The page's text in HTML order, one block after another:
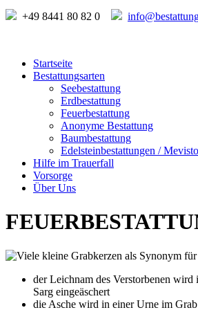
+49 8441 80 82 0
Startseite
Bestattungsarten
Seebestattung
Erdbestattung
Feuerbestattung
Anonyme Bestattung
Baumbestattung
Edelsteinbestattungen / Mevisto
Hilfe im Trauerfall
Vorsorge
Über Uns
der Leichnam des Verstorbenen
Sarg eingeäschert
die Asche wird in einer Urne im Grab